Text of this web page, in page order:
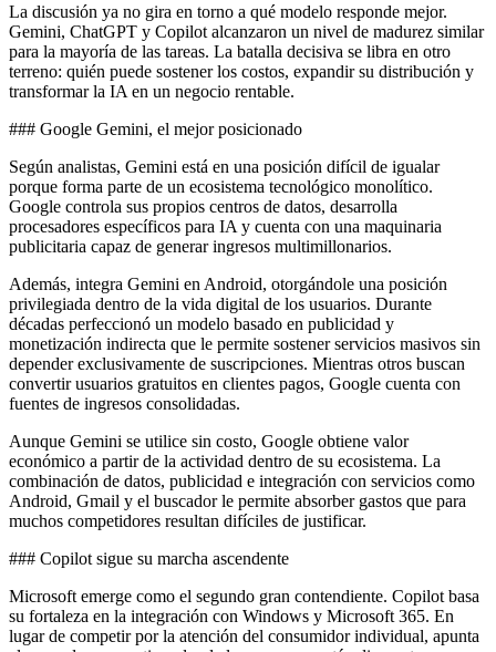
La discusión ya no gira en torno a qué modelo responde mejor.
Gemini, ChatGPT y Copilot alcanzaron un nivel de madurez similar
para la mayoría de las tareas. La batalla decisiva se libra en otro
terreno: quién puede sostener los costos, expandir su distribución y
transformar la IA en un negocio rentable.
### Google Gemini, el mejor posicionado
Según analistas, Gemini está en una posición difícil de igualar
porque forma parte de un ecosistema tecnológico monolítico.
Google controla sus propios centros de datos, desarrolla
procesadores específicos para IA y cuenta con una maquinaria
publicitaria capaz de generar ingresos multimillonarios.
Además, integra Gemini en Android, otorgándole una posición
privilegiada dentro de la vida digital de los usuarios. Durante
décadas perfeccionó un modelo basado en publicidad y
monetización indirecta que le permite sostener servicios masivos sin
depender exclusivamente de suscripciones. Mientras otros buscan
convertir usuarios gratuitos en clientes pagos, Google cuenta con
fuentes de ingresos consolidadas.
Aunque Gemini se utilice sin costo, Google obtiene valor
económico a partir de la actividad dentro de su ecosistema. La
combinación de datos, publicidad e integración con servicios como
Android, Gmail y el buscador le permite absorber gastos que para
muchos competidores resultan difíciles de justificar.
### Copilot sigue su marcha ascendente
Microsoft emerge como el segundo gran contendiente. Copilot basa
su fortaleza en la integración con Windows y Microsoft 365. En
lugar de competir por la atención del consumidor individual, apunta